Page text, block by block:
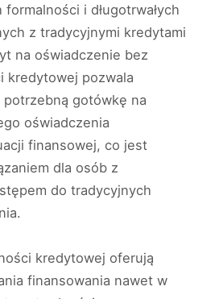
i długotrwałych
z tradycyjnymi kredytami
na oświadczenie bez
kredytowej pozwala
gotówkę na
oświadczenia
finansowej, co jest
dla osób z
do tradycyjnych
kredytowej oferują
finansowania nawet w